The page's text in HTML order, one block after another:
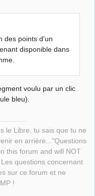
des points d'un
disponible dans
voulu par un clic
bleu).
le Libre, tu sais que tu ne
en arrière..."Questions
this forum and will NOT
questions concernant
sur ce forum et ne
!